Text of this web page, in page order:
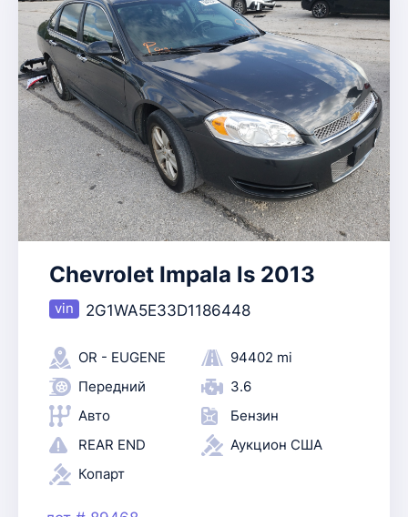
Chevrolet Impala ls 2013
2G1WA5E33D1186448
OR - EUGENE
94402 mi
Передний
3.6
Авто
Бензин
REAR END
Аукцион США
Копарт